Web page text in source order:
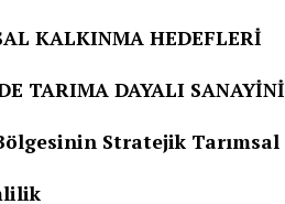
KALKINMA HEDEFLERİ
TARIMA DAYALI
Stratejik Tarımsal